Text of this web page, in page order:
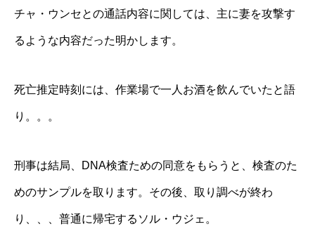
チャ・ウンセとの通話内容に関しては、主に妻を攻撃す
るような内容だった明かします。
死亡推定時刻には、作業場で一人お酒を飲んでいたと語
り。。。
刑事は結局、DNA検査ための同意をもらうと、検査のた
めのサンプルを取ります。その後、取り調べが終わ
り、、、普通に帰宅するソル・ウジェ。